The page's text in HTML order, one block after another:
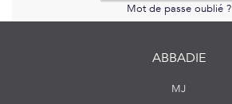
Mot de passe oublié ?
ABBADIE
MJ